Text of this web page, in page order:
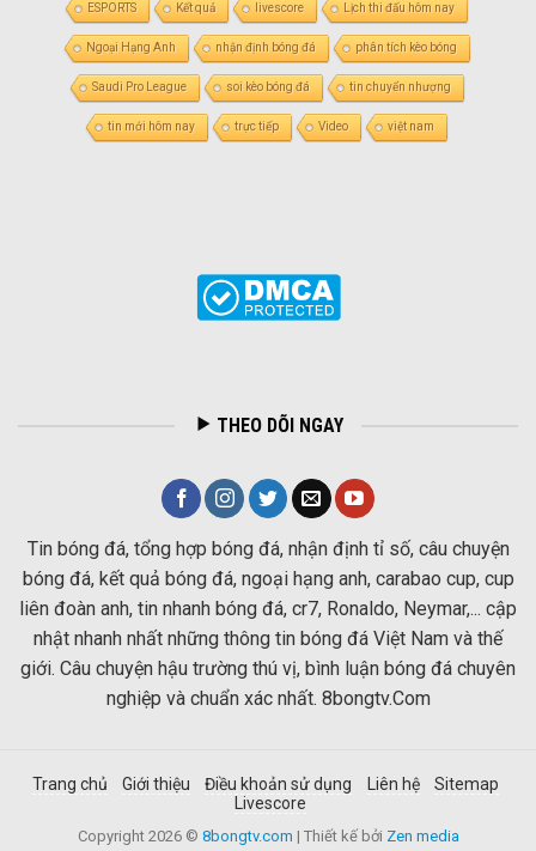
ESPORTS Kết quả livescore Lịch thi đấu hôm nay
Ngoại Hạng Anh nhận định bóng đá phân tích kèo bóng
Saudi Pro League soi kèo bóng đá tin chuyển nhượng
tin mới hôm nay trực tiếp Video việt nam
THEO DÕI NGAY
Tin bóng đá, tổng hợp bóng đá, nhận định tỉ số, câu chuyện
bóng đá, kết quả bóng đá, ngoại hạng anh, carabao cup, cup
liên đoàn anh, tin nhanh bóng đá, cr7, Ronaldo, Neymar,... cập
nhật nhanh nhất những thông tin bóng đá Việt Nam và thế
giới. Câu chuyện hậu trường thú vị, bình luận bóng đá chuyên
nghiệp và chuẩn xác nhất. 8bongtv.Com
Trang chủ Giới thiệu Điều khoản sử dụng Liên hệ
Sitemap
Livescore
Copyright 2026 © 8bongtv.com | Thiết kế bởi Zen media